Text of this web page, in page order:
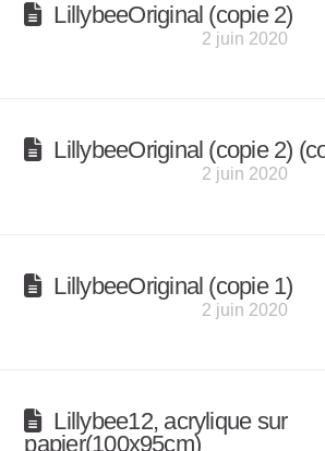
LillybeeOriginal (copie 2)
2 juin 2020
LillybeeOriginal (copie 2)
2 juin 2020
LillybeeOriginal (copie 1)
2 juin 2020
Lillybee12, acrylique sur
papier(100x95cm)